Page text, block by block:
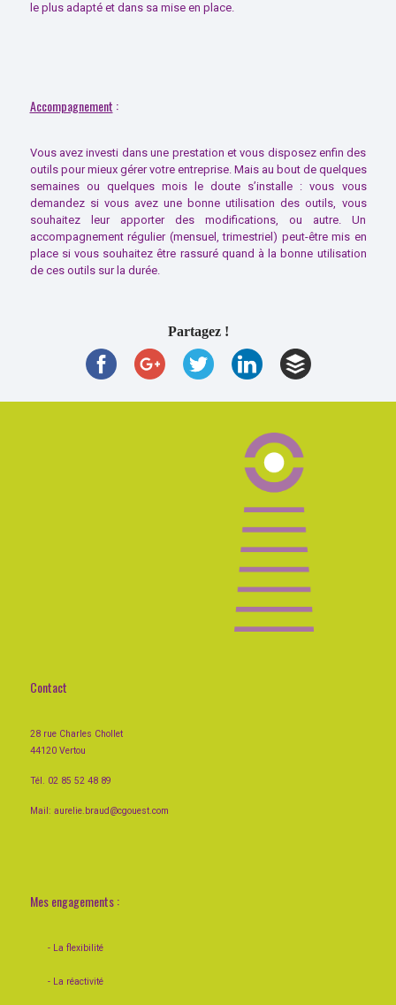
le plus adapté et dans sa mise en place.
Accompagnement :
Vous avez investi dans une prestation et vous disposez enfin des
outils pour mieux gérer votre entreprise. Mais au bout de quelques
semaines ou quelques mois le doute s’installe : vous vous
demandez si vous avez une bonne utilisation des outils, vous
souhaitez leur apporter des modifications, ou autre. Un
accompagnement régulier (mensuel, trimestriel) peut-être mis en
place si vous souhaitez être rassuré quand à la bonne utilisation
de ces outils sur la durée.
Partagez !
Contact
28 rue Charles Chollet
44120 Vertou
Tél. 02 85 52 48 89
Mail: aurelie.braud@cgouest.com
Mes engagements :
- La flexibilité
- La réactivité